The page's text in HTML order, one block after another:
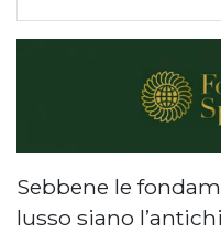
Sebbene le
lusso siano